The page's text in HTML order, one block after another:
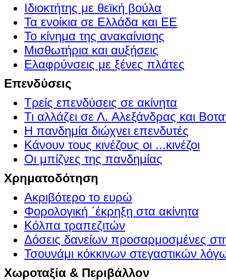
Ιδιοκτήτης με θεϊκή βούλα
Τα ενοίκια σε Ελλάδα και ΕΕ
Το κίνημα της ανακαίνισης
Μισθωτήρια και αυξήσεις
Ελαφρύνσεις με ξένες πλάτες
Επενδύσεις
Τρείς επενδύσεις σε ακίνητα
Τι αλλάζει σε Λ. Αλεξάνδρας και
Η πανδημία διώχνει επενδυτές
Κάνουν τους κινέζους οι ...κινέζοι
Οι μπίζνες της πανδημίας
Χρηματοδότηση
Ακριβότερο το ευρώ
Φορολογική ΄έκρηξη στα ακίνητα
Κόλπα τραπεζιτών
Δόσεις δανείων προσαρμοσμένες
Τσουνάμι κόκκινων στεγαστικών
Χωροταξία & Περιβάλλον